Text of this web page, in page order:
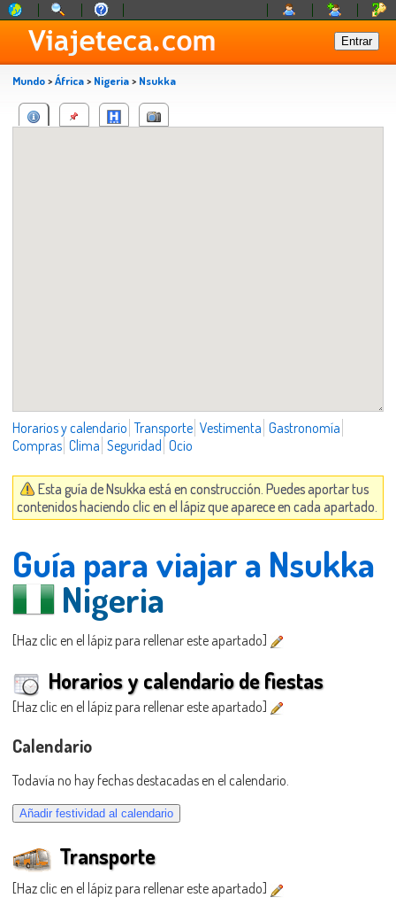
Mundo>África> Nigeria> Nsukka
Horarios y calendario Transporte Vestimenta Gastronomía
Compras Clima Seguridad Ocio
Esta guía de Nsukka está en construcción. Puedes aportar tus
contenidos haciendo clic en el lápiz que aparece en cada apartado.
Guía para viajar a Nsukka
Nigeria
[Haz clic en el lápiz para rellenar este apartado]
Horarios y calendario de fiestas
[Haz clic en el lápiz para rellenar este apartado]
Calendario
Todavía no hay fechas destacadas en el calendario.
Transporte
[Haz clic en el lápiz para rellenar este apartado]